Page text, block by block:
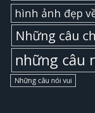
hình ảnh đẹp
Những câu
những câu
Những câu nói vui